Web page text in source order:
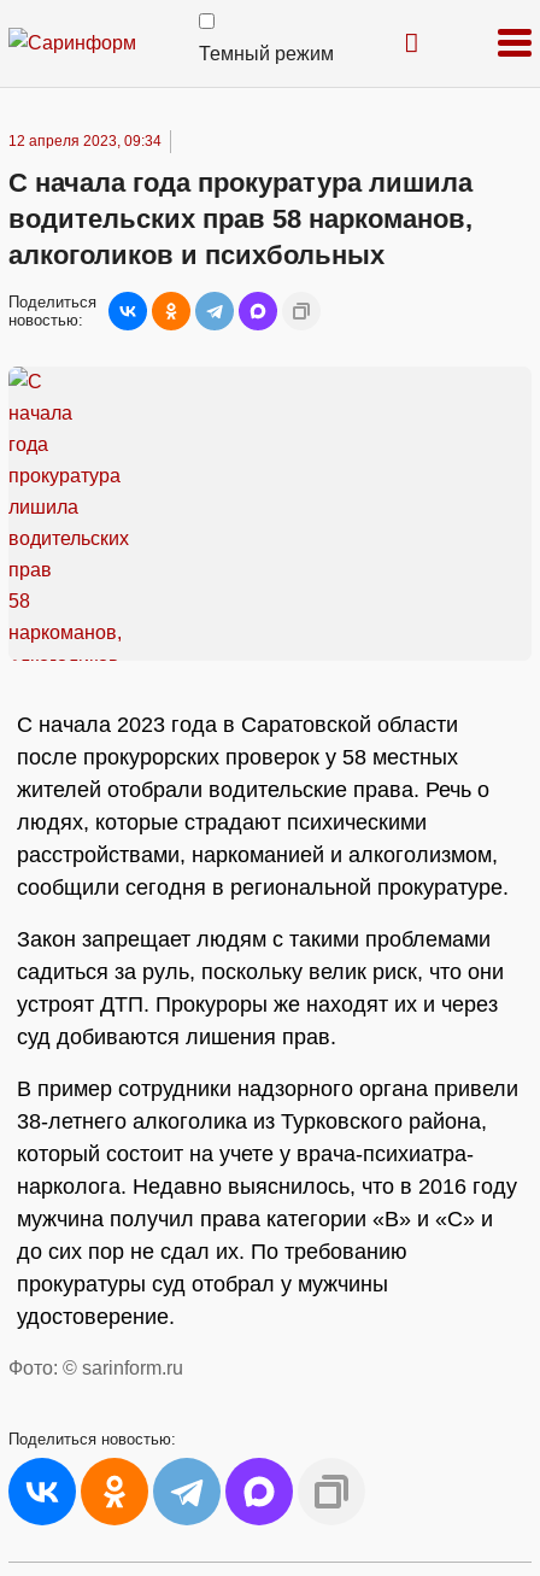
Темный режим
12 апреля 2023, 09:34
С начала года прокуратура лишила
водительских прав 58 наркоманов,
алкоголиков и психбольных
Поделиться
новостью:
С начала 2023 года в Саратовской области
после прокурорских проверок у 58 местных
жителей отобрали водительские права. Речь о
людях, которые страдают психическими
расстройствами, наркоманией и алкоголизмом,
сообщили сегодня в региональной прокуратуре.
Закон запрещает людям с такими проблемами
садиться за руль, поскольку велик риск, что они
устроят ДТП. Прокуроры же находят их и через
суд добиваются лишения прав.
В пример сотрудники надзорного органа привели
38-летнего алкоголика из Турковского района,
который состоит на учете у врача-психиатра-
нарколога. Недавно выяснилось, что в 2016 году
мужчина получил права категории «В» и «С» и
до сих пор не сдал их. По требованию
прокуратуры суд отобрал у мужчины
удостоверение.
Фото: © sarinform.ru
Поделиться новостью: